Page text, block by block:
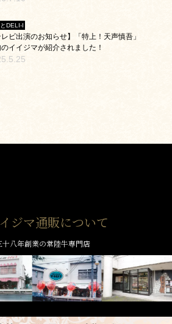
DELI-I
レビ出演のお知らせ】「特上！天声慎吾」
イイジマが紹介されました！
ジマ通販について
十八年創業の常陸牛専門店